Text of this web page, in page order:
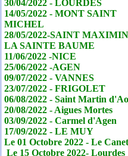
30/04/2022 - LOURDES
14/05/2022 - MONT SAINT
MICHEL
28/05/2022-SAINT MAXIMIN
LA SAINTE BAUME
11/06/2022 -NICE
25/06/2022 -AGEN
09/07/2022 - VANNES
23/07/2022 - FRIGOLET
06/08/2022 - Saint Martin
20/08/2022 - Aigues Mortes
03/09/2022 - Carmel d'Agen
17/09/2022 - LE MUY
Le 01 Octobre 2022 - LeCanet
Le 15 Octobre 2022- Lourdes